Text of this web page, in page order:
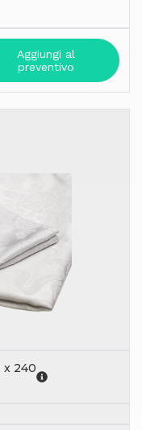
Aggiungi al
preventivo
x 240